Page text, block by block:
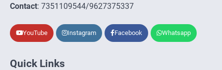
Contact: 7351109544/9627375337
YouTube Instagram Facebook Whatsapp
Quick Links